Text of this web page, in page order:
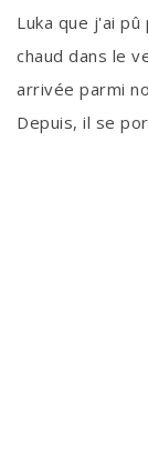
Luka que j'ai
chaud dans le
arrivée parmi
Depuis, il se